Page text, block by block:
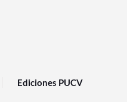
Ediciones PUCV